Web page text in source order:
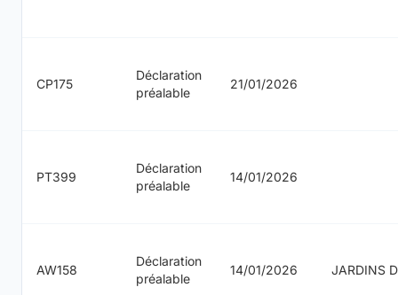
CP175
Déclaration
préalable
21/01/2026
PT399
Déclaration
préalable
14/01/2026
AW158
Déclaration
préalable
14/01/2026 JARDINS